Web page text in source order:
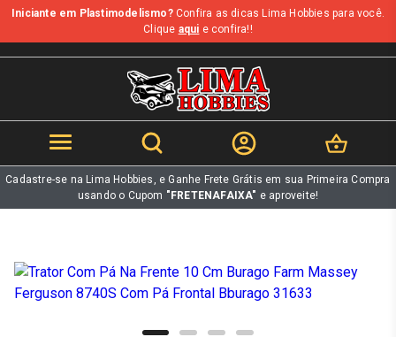
b
Iniciante em Plastimodelismo?Confira as dicas Lima Hobbies para você.
Clique aqui e confira!!
Cadastre-se na Lima Hobbies, e Ganhe Frete Grátis em sua Primeira Compra
usando o Cupom "FRETENAFAIXA" e aproveite!